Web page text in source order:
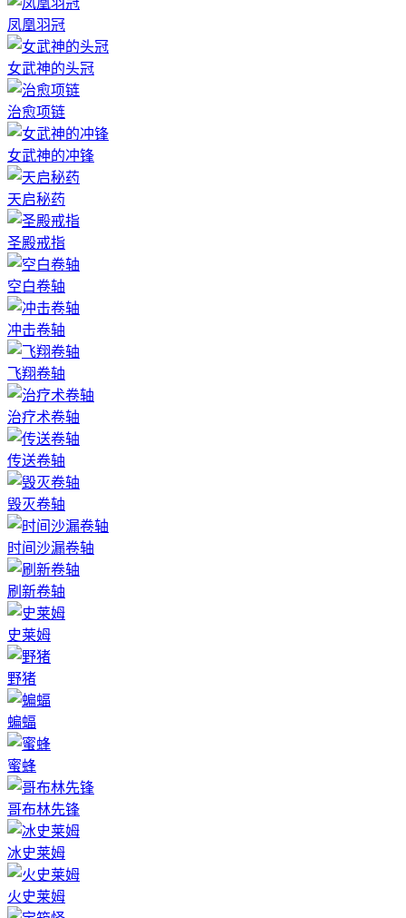
凤凰羽冠
女武神的头冠
治愈项链
女武神的冲锋
天启秘药
圣殿戒指
空白卷轴
冲击卷轴
飞翔卷轴
治疗术卷轴
传送卷轴
毁灭卷轴
时间沙漏卷轴
刷新卷轴
史莱姆
野猪
蝙蝠
蜜蜂
哥布林先锋
冰史莱姆
火史莱姆